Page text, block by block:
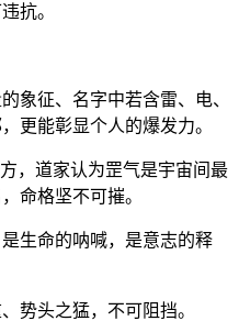
抗。
象征、名字中若含雷、电、
更能彰显个人的爆发力。
，道家认为罡气是宇宙间最
命格坚不可摧。
生命的呐喊，是意志的释
势头之猛，不可阻挡。